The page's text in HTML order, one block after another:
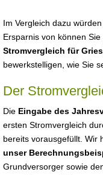
Im Vergleich dazu
Ersparnis von können
Stromvergleich für
bewerkstelligen, wie Sie
Der
Die Eingabe des
ersten Stromvergleich
bereits vorausgefüllt. Wir
unser
Grundversorger sowie